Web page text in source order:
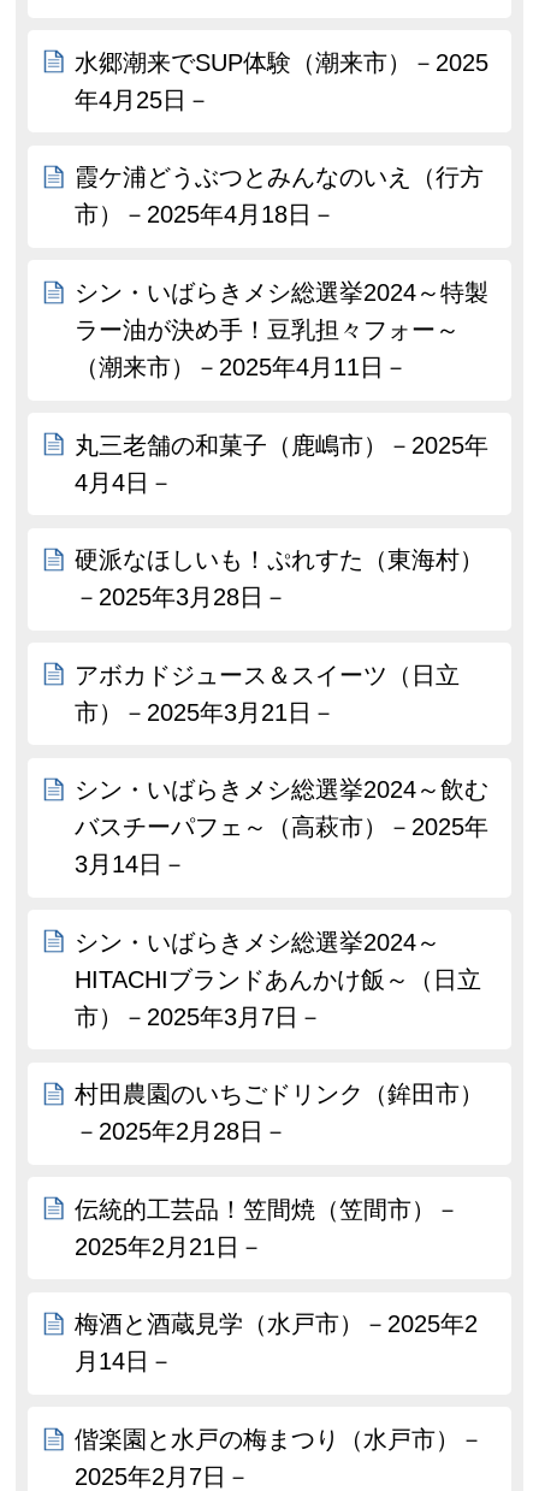
水郷潮来でSUP体験（潮来市）－2025
年4月25日－
霞ケ浦どうぶつとみんなのいえ（行方
市）－2025年4月18日－
シン・いばらきメシ総選挙2024～特製
ラー油が決め手！豆乳担々フォー～
（潮来市）－2025年4月11日－
丸三老舗の和菓子（鹿嶋市）－2025年
4月4日－
硬派なほしいも！ぷれすた（東海村）
－2025年3月28日－
アボカドジュース＆スイーツ（日立
市）－2025年3月21日－
シン・いばらきメシ総選挙2024～飲む
バスチーパフェ～（高萩市）－2025年
3月14日－
シン・いばらきメシ総選挙2024～
HITACHIブランドあんかけ飯～（日立
市）－2025年3月7日－
村田農園のいちごドリンク（鉾田市）
－2025年2月28日－
伝統的工芸品！笠間焼（笠間市）－
2025年2月21日－
梅酒と酒蔵見学（水戸市）－2025年2
月14日－
偕楽園と水戸の梅まつり（水戸市）－
2025年2月7日－